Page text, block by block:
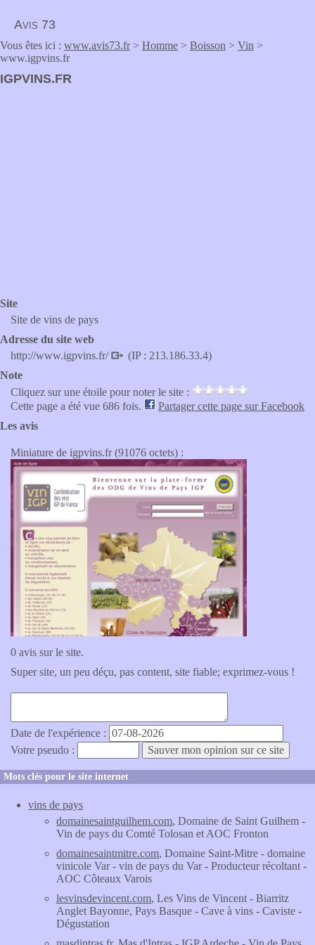
Avis 73
Vous êtes ici : www.avis73.fr> Homme > Boisson > Vin >
www.igpvins.fr
IGPVINS.FR
Site
Site de vins de pays
Adresse du site web
http://www.igpvins.fr/
(IP : 213.186.33.4)
Note
Cliquez sur une étoile pour noter le site :
Cette page a été vue 686 fois.
Partager cette page sur Facebook
Les avis
Miniature de igpvins.fr (91076 octets) :
0 avis sur le site.
Super site, un peu déçu, pas content, site fiable; exprimez-vous !
Date de l'expérience :
Votre pseudo :
Mots clés pour le site internet
vins de pays
domainesaintguilhem.com, Domaine de Saint Guilhem -
Vin de pays du Comté Tolosan et AOC Fronton
domainesaintmitre.com, Domaine Saint-Mitre - domaine
vinicole Var - vin de pays du Var - Producteur récoltant -
AOC Côteaux Varois
lesvinsdevincent.com, Les Vins de Vincent - Biarritz
Anglet Bayonne, Pays Basque - Cave à vins - Caviste -
Dégustation